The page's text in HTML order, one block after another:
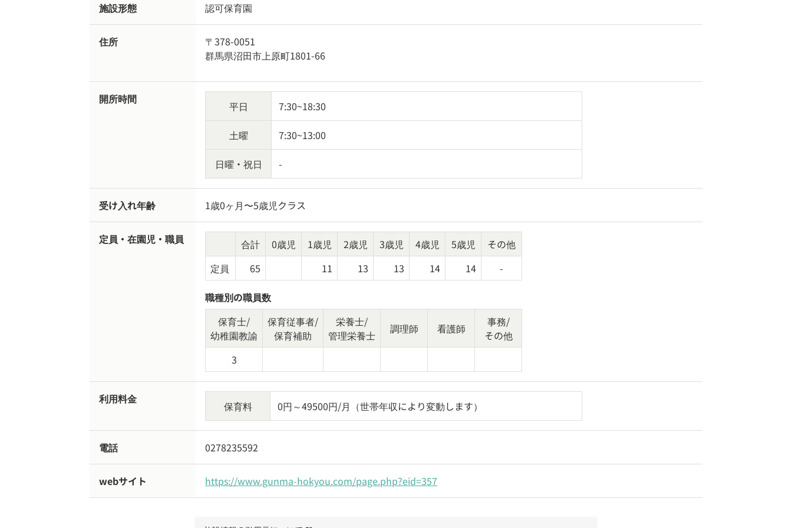
施設形態 認可保育園
住所
〒378-0051
群馬県沼田市上原町1801-66
開所時間
平日 7:30~18:30
土曜 7:30~13:00
日曜・祝日 -
受け入れ年齢 1歳0ヶ月〜5歳児クラス
定員・在園児・職員 合計 0歳児 1歳児 2歳児 3歳児 4歳児 5歳児
その他
定員
65 11 13 13 14 14 -
職種別の職員数
保育士/
幼稚園教諭
保育従事者/
保育補助
栄養士/
管理栄養士
調理師 看護師
事務/
その他
3
利用料金
保育料 0円～49500円/月（世帯年収により変動します）
電話 0278235592
webサイト https://www.gunma-hokyou.com/page.php?eid=357